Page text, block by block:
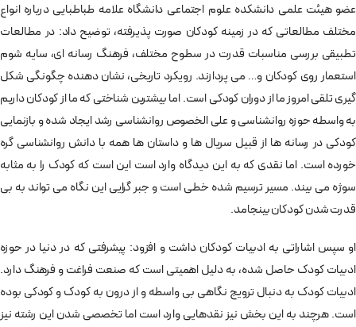
عضو هیئت علمی دانشکده علوم اجتماعی دانشگاه علامه طباطبایی درباره انواع
مختلف مطالعاتی که در زمینه کودکان صورت پذیرفته، توضیح داد: در مطالعات
تطبیقی بررسی مناسبات قدرت در سطوح مختلف، فرهنگ رسانه ای، سایه شوم
استعمار روی کودکان و… می پردازند. رویکرد تاریخی، نشان دهنده چگونگی شکل
گیری تلقی امروز ما از دوران کودکی است. اما بیشترین شناختی که ما از کودکان داریم
به واسطه حوزه روانشناسی و علی الخصوص روانشناسی رشد ایجاد شده و بازنمایی
کودکی در رسانه ها از قبیل سریال ها و داستان ها همه با دانش روانشناسی گره
خورده است. اما نقدی که به این دیدگاه وارد است این است که کودک را به مثابه
سوژه می بیند. مسیر ترسیم شده خطی است و جبر گرایی این نگاه می تواند به بی
قدرت شدن کودکان بینجامد.
او سپس اشاراتی به ادبیات کودکان داشت و افزود: پیشرفتی که در دنیا در حوزه
ادبیات کودک حاصل شده، به دلیل اهمیتی است که صنعت فراغت و فرهنگ دارد.
ادبیات کودک به دنبال ترویج نگاهی بی واسطه و از درون به کودک و کودکی بوده
است. هرچند به این بخش نیز نقدهایی وارد است اما تخصصی شدن این رشته نیز